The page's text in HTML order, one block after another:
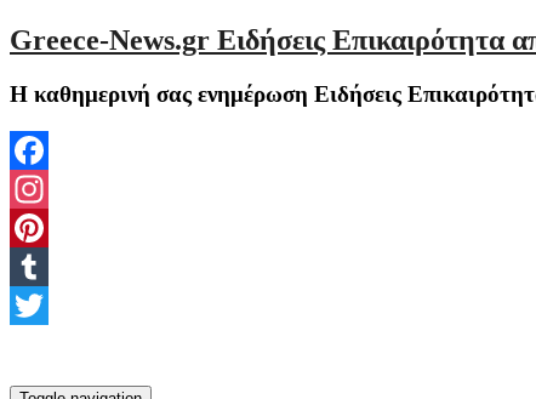
Greece-News.gr Ειδήσεις Επικαιρότητα
Η καθημερινή σας ενημέρωση Ειδήσεις
Facebook
Instagram
Pinterest
Tumblr